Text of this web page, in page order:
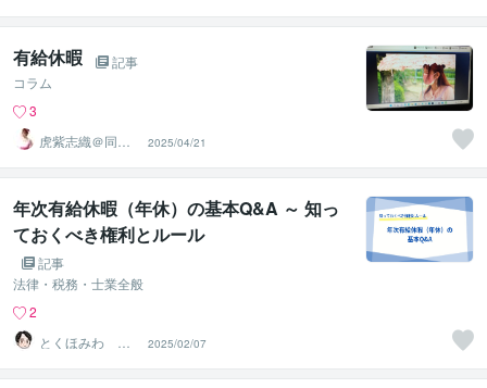
有給休暇
記事
コラム
3
虎紫志織＠同じ
目線の『駆け込
み寺』
2025/04/21
年次有給休暇（年休）の基本Q&A ～ 知っ
ておくべき権利とルール
記事
法律・税務・士業全般
2
とくほみわ 人
事歴20年以上の
社労士
2025/02/07